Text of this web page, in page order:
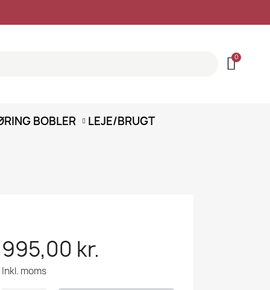
BOBLER LEJE/BRUGT
995,00 kr.
Inkl. moms